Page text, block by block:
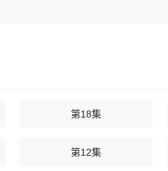
第18集
第12集